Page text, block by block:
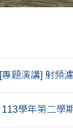
[專題演講] 射頻
113學年第二學